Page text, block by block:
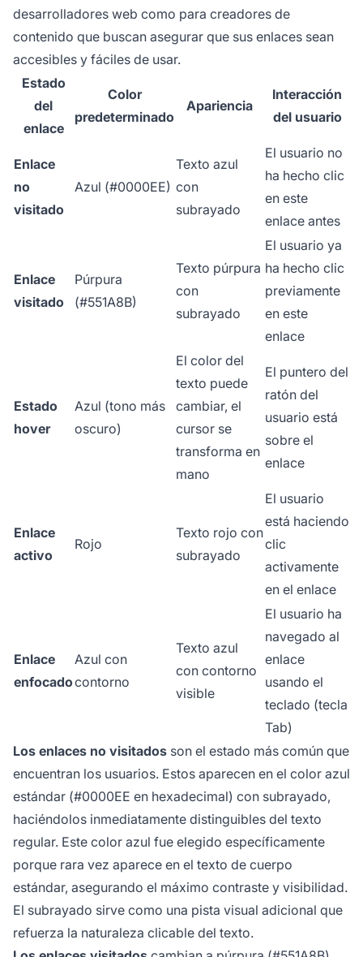
desarrolladores web como para creadores de
contenido que buscan asegurar que sus enlaces sean
accesibles y fáciles de usar.
Estado
del
enlace
Color
predeterminado
Apariencia
Interacción
del usuario
Enlace
no
visitado
Azul (#0000EE)
Texto azul
con
subrayado
El usuario no
ha hecho clic
en este
enlace antes
Enlace
visitado
Púrpura
(#551A8B)
Texto púrpura
con
subrayado
El usuario ya
ha hecho clic
previamente
en este
enlace
Estado
hover
Azul (tono más
oscuro)
El color del
texto puede
cambiar, el
cursor se
transforma en
mano
El puntero del
ratón del
usuario está
sobre el
enlace
Enlace
activo
Rojo
Texto rojo con
subrayado
El usuario
está haciendo
clic
activamente
en el enlace
Enlace
enfocado
Azul con
contorno
Texto azul
con contorno
visible
El usuario ha
navegado al
enlace
usando el
teclado (tecla
Tab)
Los enlaces no visitados son el estado más común que
encuentran los usuarios. Estos aparecen en el color azul
estándar (#0000EE en hexadecimal) con subrayado,
haciéndolos inmediatamente distinguibles del texto
regular. Este color azul fue elegido específicamente
porque rara vez aparece en el texto de cuerpo
estándar, asegurando el máximo contraste y visibilidad.
El subrayado sirve como una pista visual adicional que
refuerza la naturaleza clicable del texto.